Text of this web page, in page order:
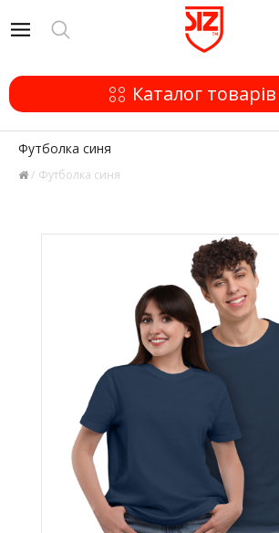
Каталог товарів
Футболка синя
Футболка синя